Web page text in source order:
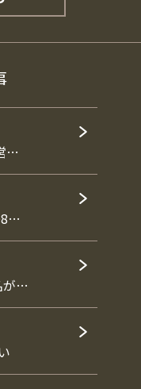
…
が…